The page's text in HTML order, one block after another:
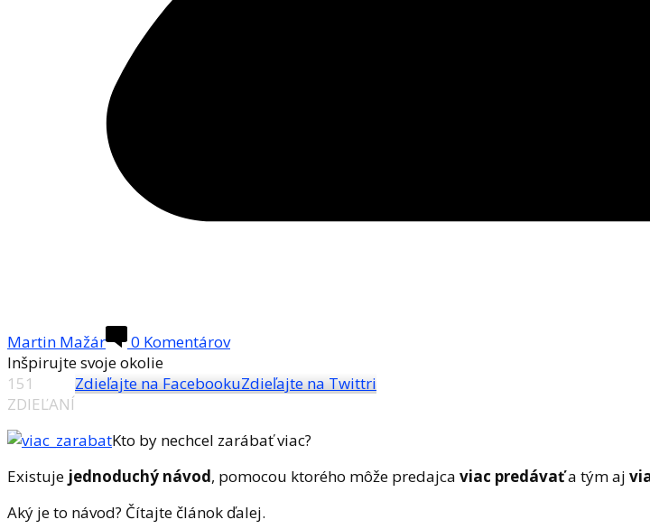
Martin Mažár
0 Komentárov
Inšpirujte svoje okolie
151
ZDIEĽANÍ
Zdieľajte na FacebookuZdieľajte na Twittri
Kto by nechcel zarábať viac?
Existuje jednoduchý návod, pomocou ktorého môže predajca viac predávaťa tým aj
Aký je to návod? Čítajte článok ďalej.